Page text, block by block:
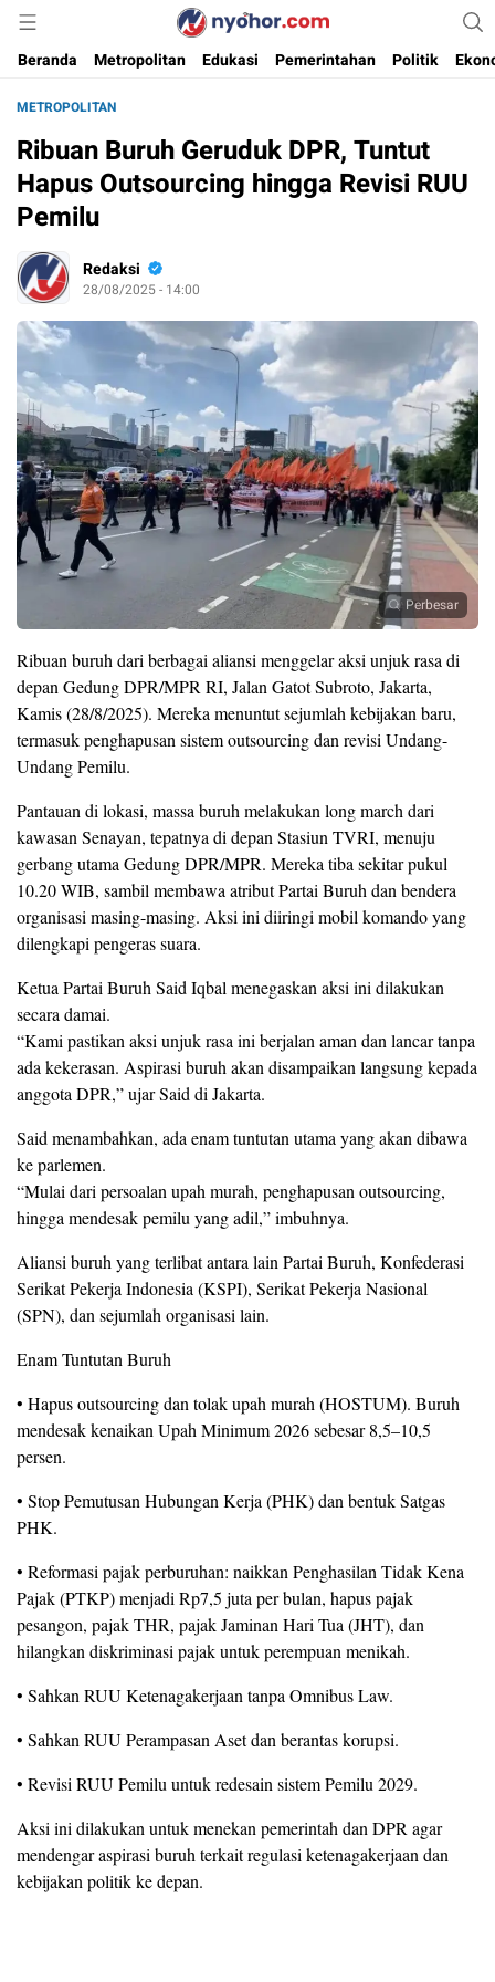
Nyohor.com
Media Informasi Ternyohor
Beranda
Metropolitan Edukasi Pemerintahan Politik
METROPOLITAN
Ribuan Buruh Geruduk DPR, Tuntut
Hapus Outsourcing hingga Revisi RUU
Pemilu
Redaksi
28/08/2025 - 14:00
Perbesar
Ribuan buruh dari berbagai aliansi menggelar aksi unjuk rasa di
depan Gedung DPR/MPR RI, Jalan Gatot Subroto, Jakarta,
Kamis (28/8/2025). Mereka menuntut sejumlah kebijakan baru,
termasuk penghapusan sistem outsourcing dan revisi Undang-
Undang Pemilu.
Pantauan di lokasi, massa buruh melakukan long march dari
kawasan Senayan, tepatnya di depan Stasiun TVRI, menuju
gerbang utama Gedung DPR/MPR. Mereka tiba sekitar pukul
10.20 WIB, sambil membawa atribut Partai Buruh dan bendera
organisasi masing-masing. Aksi ini diiringi mobil komando yang
dilengkapi pengeras suara.
Ketua Partai Buruh Said Iqbal menegaskan aksi ini dilakukan
secara damai.
“Kami pastikan aksi unjuk rasa ini berjalan aman dan lancar tanpa
ada kekerasan. Aspirasi buruh akan disampaikan langsung kepada
anggota DPR,” ujar Said di Jakarta.
Said menambahkan, ada enam tuntutan utama yang akan dibawa
ke parlemen.
“Mulai dari persoalan upah murah, penghapusan outsourcing,
hingga mendesak pemilu yang adil,” imbuhnya.
Aliansi buruh yang terlibat antara lain Partai Buruh, Konfederasi
Serikat Pekerja Indonesia (KSPI), Serikat Pekerja Nasional
(SPN), dan sejumlah organisasi lain.
Enam Tuntutan Buruh
• Hapus outsourcing dan tolak upah murah (HOSTUM). Buruh
mendesak kenaikan Upah Minimum 2026 sebesar 8,5–10,5
persen.
• Stop Pemutusan Hubungan Kerja (PHK) dan bentuk Satgas
PHK.
• Reformasi pajak perburuhan: naikkan Penghasilan Tidak Kena
Pajak (PTKP) menjadi Rp7,5 juta per bulan, hapus pajak
pesangon, pajak THR, pajak Jaminan Hari Tua (JHT), dan
hilangkan diskriminasi pajak untuk perempuan menikah.
• Sahkan RUU Ketenagakerjaan tanpa Omnibus Law.
• Sahkan RUU Perampasan Aset dan berantas korupsi.
• Revisi RUU Pemilu untuk redesain sistem Pemilu 2029.
Aksi ini dilakukan untuk menekan pemerintah dan DPR agar
mendengar aspirasi buruh terkait regulasi ketenagakerjaan dan
kebijakan politik ke depan.